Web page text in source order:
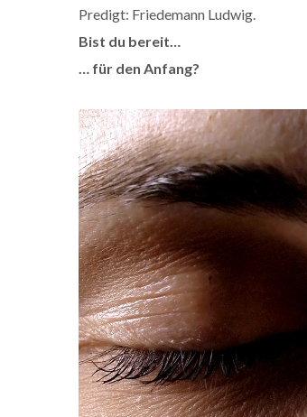
Predigt: Friedemann Ludwig.
Bist du bereit…
… für den Anfang?